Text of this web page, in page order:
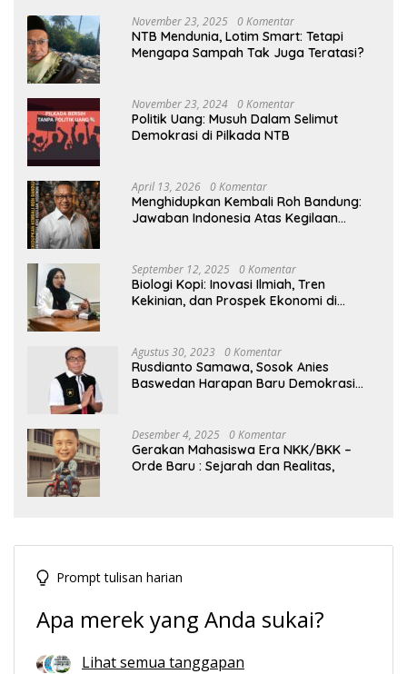
November 23, 2025 0 Komentar
NTB Mendunia, Lotim Smart: Tetapi
Mengapa Sampah Tak Juga Teratasi?
November 23, 2024 0 Komentar
Politik Uang: Musuh Dalam Selimut
Demokrasi di Pilkada NTB
April 13, 2026 0 Komentar
Menghidupkan Kembali Roh Bandung:
Jawaban Indonesia Atas Kegilaan
September 12, 2025 0 Komentar
Biologi Kopi: Inovasi Ilmiah, Tren
Kekinian, dan Prospek Ekonomi di
Agustus 30, 2023 0 Komentar
Rusdianto Samawa, Sosok Anies
Baswedan Harapan Baru Demokrasi
Desember 4, 2025 0 Komentar
Gerakan Mahasiswa Era NKK/BKK –
Orde Baru : Sejarah dan Realitas,
Prompt tulisan harian
Apa merek yang Anda sukai?
Lihat semua tanggapan